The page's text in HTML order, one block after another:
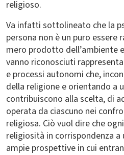
religioso.
Va infatti sottolineato che la
persona non è un puro essere
mero prodotto dell’ambiente
vanno riconosciuti
e processi autonomi che,
della religione e orientando a
contribuiscono alla scelta, di
operata da ciascuno nei
religiosa. Ciò vuol dire che
religiosità in corrispondenza
ampie prospettive in cui